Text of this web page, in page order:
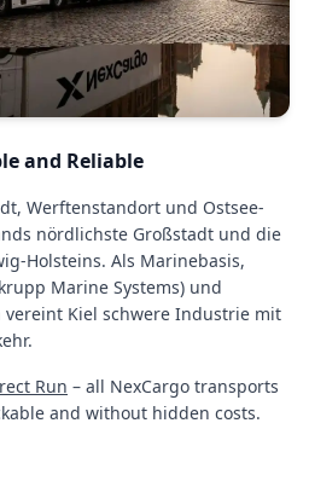
and Reliable
Werftenstandort und Ostsee-
nördlichste Großstadt und die
Holsteins. Als Marinebasis,
Marine Systems) und
Kiel schwere Industrie mit
Run – all NexCargo transports
and without hidden costs.